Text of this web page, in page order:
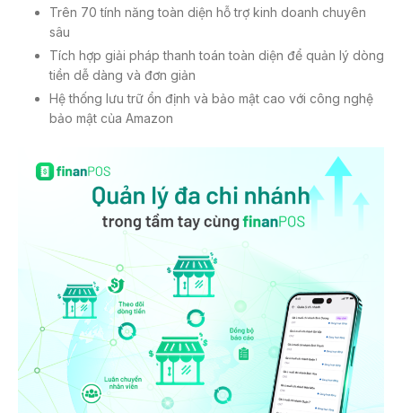
Trên 70 tính năng toàn diện hỗ trợ kinh doanh chuyên
sâu
Tích hợp giải pháp thanh toán toàn diện để quản lý dòng
tiền dễ dàng và đơn giản
Hệ thống lưu trữ ổn định và bảo mật cao với công nghệ
bảo mật của Amazon